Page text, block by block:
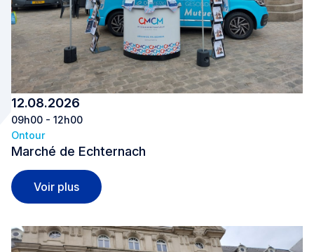
Marché de Echternach
Ontour
12.08.2026
09h00 - 12h00
Voir plusMarché de Echternach